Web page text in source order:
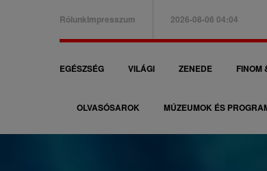
B
a
e
RólunkImpresszum 2026-08-06 04:04
F
a
EGÉSZSÉG VILÁGI ZENEDE FINOM
OLVASÓSAROK MÚZEUMOK ÉS